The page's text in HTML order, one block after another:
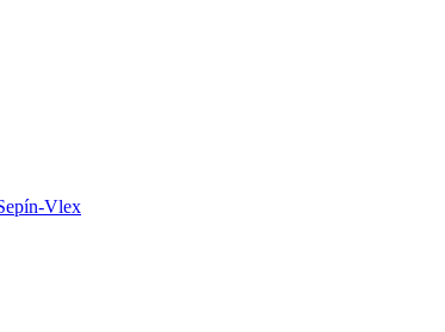
Vlex